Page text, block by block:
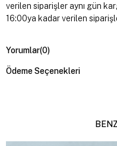
verilen siparişler aynı gün
16:00ya kadar verilen
Yorumlar(0)
Ödeme Seçenekleri